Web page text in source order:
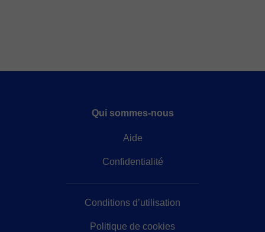
Qui sommes-nous
Aide
Confidentialité
Conditions d’utilisation
Politique de cookies